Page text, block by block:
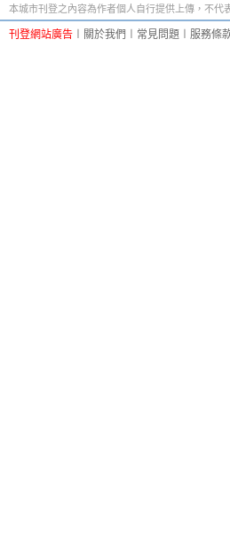
本城市刊登之內容為作者個人自行提供上傳，不代
刊登網站廣告 關於我們 常見問題 服務條